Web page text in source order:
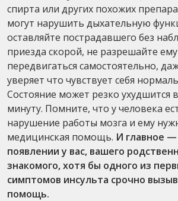
спирта или других похожих
могут нарушить дыхательную
оставляйте пострадавшего без
приезда скорой, не разрешайте ему
передвигаться самостоятельно,
уверяет что чувствует себя
Состояние может резко ухудшится
минуту. Помните, что у человека
нарушение работы мозга и ему
медицинская помощь. И главное
появлении у вас, вашего
знакомого, хотя бы одного из
симптомов инсульта срочно
помощь.